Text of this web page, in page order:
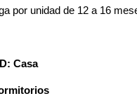
por unidad de 12 a 16
Casa